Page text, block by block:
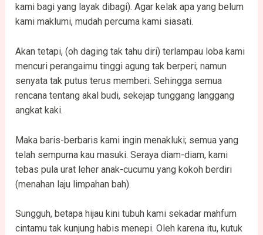
kami bagi yang layak dibagi). Agar kelak apa yang belum
kami maklumi, mudah percuma kami siasati.
Akan tetapi, (oh daging tak tahu diri) terlampau loba kami
mencuri perangaimu tinggi agung tak berperi; namun
senyata tak putus terus memberi. Sehingga semua
rencana tentang akal budi, sekejap tunggang langgang
angkat kaki.
Maka baris-berbaris kami ingin menakluki; semua yang
telah sempurna kau masuki. Seraya diam-diam, kami
tebas pula urat leher anak-cucumu yang kokoh berdiri
(menahan laju limpahan bah).
Sungguh, betapa hijau kini tubuh kami sekadar mahfum
cintamu tak kunjung habis menepi. Oleh karena itu, kutuk